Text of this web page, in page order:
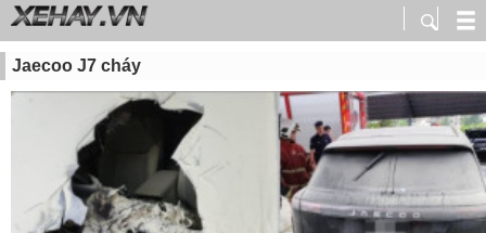
Jaecoo J7 cháy